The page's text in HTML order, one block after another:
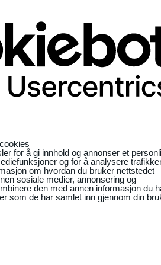
for å gi innhold og annonser et
og for å analysere
om hvordan du bruker nettstedet
sosiale medier, annonsering og
den med annen informasjon du
som de har samlet inn gjennom din